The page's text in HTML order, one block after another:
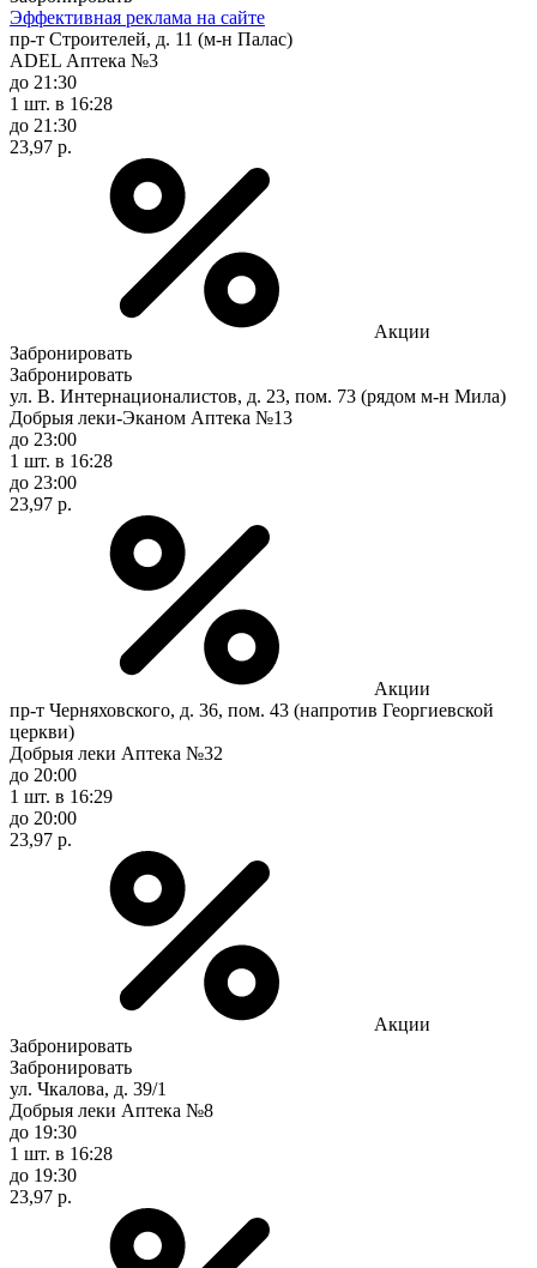
Эффективная реклама на сайте
пр-т Строителей, д. 11 (м-н Палас)
ADEL Аптека №3
до 21:30
1 шт. в 16:28
до 21:30
23,97 р.
Акции
Забронировать
Забронировать
ул. В. Интернационалистов, д. 23, пом. 73 (рядом м-н Мила)
Добрыя леки-Эканом Аптека №13
до 23:00
1 шт. в 16:28
до 23:00
23,97 р.
Акции
пр-т Черняховского, д. 36, пом. 43 (напротив Георгиевской
церкви)
Добрыя леки Аптека №32
до 20:00
1 шт. в 16:29
до 20:00
23,97 р.
Акции
Забронировать
Забронировать
ул. Чкалова, д. 39/1
Добрыя леки Аптека №8
до 19:30
1 шт. в 16:28
до 19:30
23,97 р.